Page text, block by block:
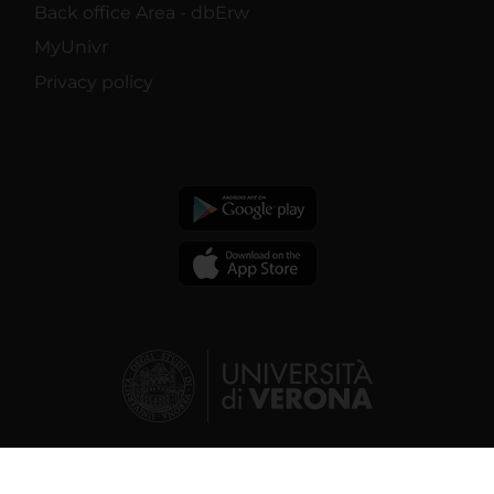
Back office Area - dbErw
MyUnivr
Privacy policy